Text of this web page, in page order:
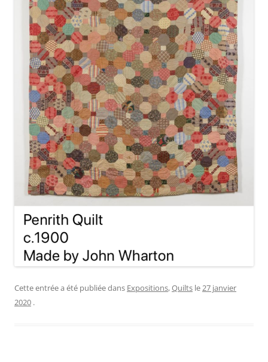
Cette entrée a été publiée dans Expositions,Quilts le27 janvier
2020 .